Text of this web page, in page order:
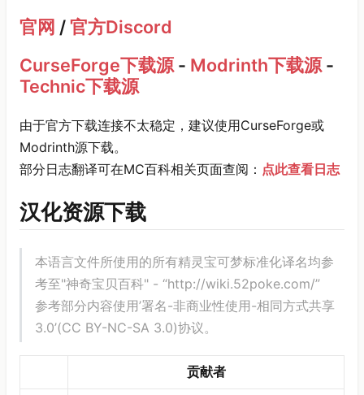
官网 /官方Discord
CurseForge下载源- Modrinth下载源-
Technic下载源
由于官方下载连接不太稳定，建议使用CurseForge或
Modrinth源下载。
部分日志翻译可在MC百科相关页面查阅： 点此查看日志
汉化资源下载
本语言文件所使用的所有精灵宝可梦标准化译名均参
考至"神奇宝贝百科" - “http://wiki.52poke.com/”
参考部分内容使用’署名-非商业性使用-相同方式共享
3.0’(CC BY-NC-SA 3.0)协议。
贡献者